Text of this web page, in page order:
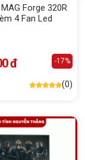
Forge 320R
4 Fan Led
đ -17%
(0)